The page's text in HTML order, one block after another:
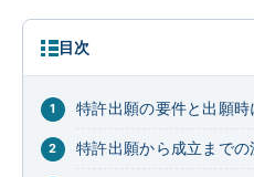
目次
特許出願の要件と出願
特許出願から成立までの